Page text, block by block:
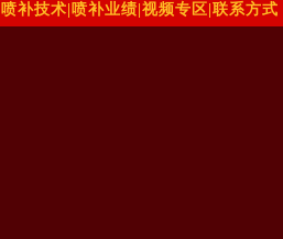
喷补技术 喷补业绩 视频专区 联系方式